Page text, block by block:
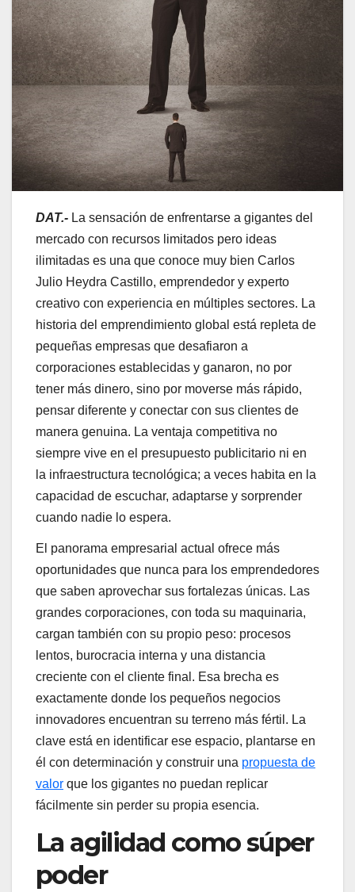
DAT.- La sensación de enfrentarse a gigantes del
mercado con recursos limitados pero ideas
ilimitadas es una que conoce muy bien Carlos
Julio Heydra Castillo, emprendedor y experto
creativo con experiencia en múltiples sectores. La
historia del emprendimiento global está repleta de
pequeñas empresas que desafiaron a
corporaciones establecidas y ganaron, no por
tener más dinero, sino por moverse más rápido,
pensar diferente y conectar con sus clientes de
manera genuina. La ventaja competitiva no
siempre vive en el presupuesto publicitario ni en
la infraestructura tecnológica; a veces habita en la
capacidad de escuchar, adaptarse y sorprender
cuando nadie lo espera.
El panorama empresarial actual ofrece más
oportunidades que nunca para los emprendedores
que saben aprovechar sus fortalezas únicas. Las
grandes corporaciones, con toda su maquinaria,
cargan también con su propio peso: procesos
lentos, burocracia interna y una distancia
creciente con el cliente final. Esa brecha es
exactamente donde los pequeños negocios
innovadores encuentran su terreno más fértil. La
clave está en identificar ese espacio, plantarse en
él con determinación y construir una propuesta de
valor que los gigantes no puedan replicar
fácilmente sin perder su propia esencia.
La agilidad como súper
poder